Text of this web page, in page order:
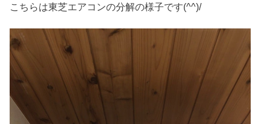
こちらは東芝エアコンの分解の様子です(^^)/